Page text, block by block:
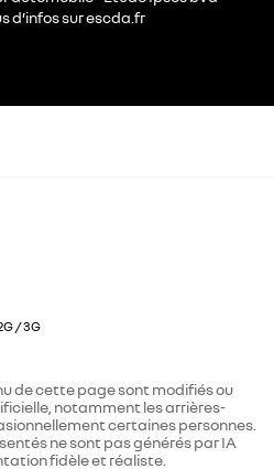
d’infos sur escda.fr
/ 3G
de cette page sont modifiés ou
notamment les arrières-
certaines personnes.
ne sont pas générés par IA
fidèle et réaliste.